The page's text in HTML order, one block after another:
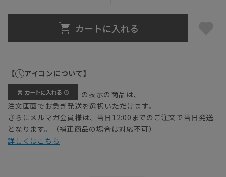
カートに入れる
【 アイコンについて】
の表示の商品は、
注文画面でお急ぎ発送を選択いただけます。
さらにメルマガ会員様は、当日12:00までのご注文で当日発送
となります。（補正商品の場合は対応不可）
詳しくはこちら